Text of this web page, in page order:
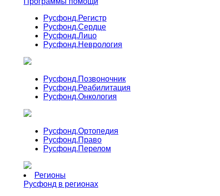
Русфонд.Регистр
Русфонд.Сердце
Русфонд.Лицо
Русфонд.Неврология
Русфонд.Позвоночник
Русфонд.Реабилитация
Русфонд.Онкология
Русфонд.Ортопедия
Русфонд.Право
Русфонд.Перелом
Регионы
Русфонд в регионах